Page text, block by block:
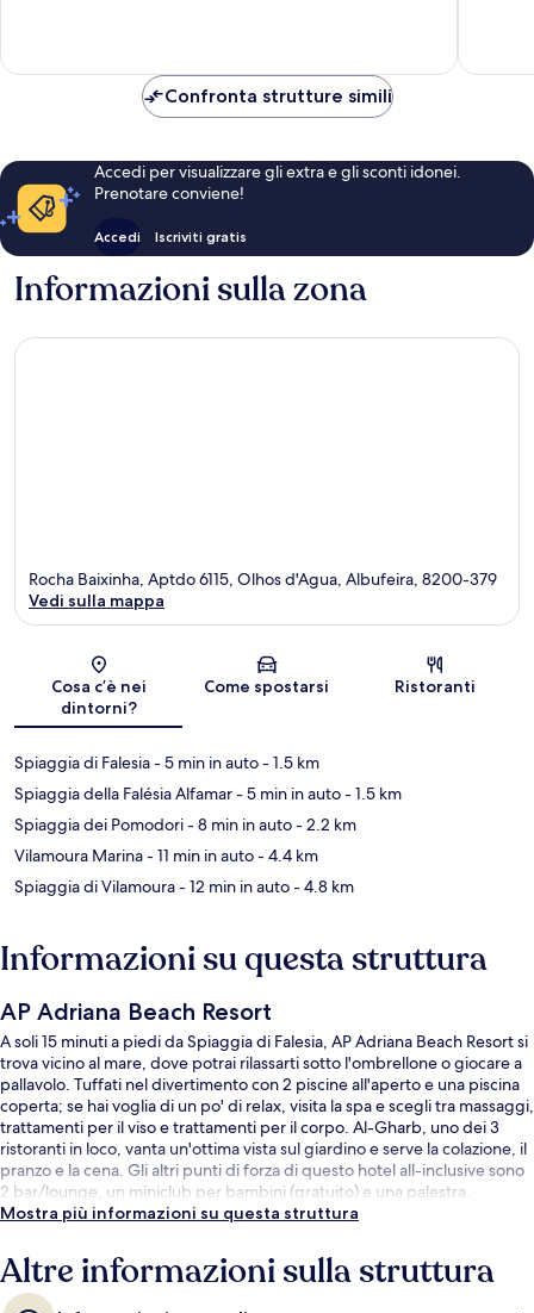
recensioni
Confronta strutture simili
Accedi per visualizzare gli extra e gli sconti idonei.
Prenotare conviene!
Accedi Iscriviti gratis
Informazioni sulla zona
Mappa
Rocha Baixinha, Aptdo 6115, Olhos d'Agua, Albufeira, 8200-379
Vedi sulla mappa
Cosa c’è nei
dintorni?
Come spostarsi Ristoranti
Spiaggia di Falesia- 5 min in auto- 1.5 km
Spiaggia della Falésia Alfamar- 5 min in auto- 1.5 km
Spiaggia dei Pomodori- 8 min in auto- 2.2 km
Vilamoura Marina- 11 min in auto- 4.4 km
Spiaggia di Vilamoura- 12 min in auto- 4.8 km
Informazioni su questa struttura
AP Adriana Beach Resort
A soli 15 minuti a piedi da Spiaggia di Falesia, AP Adriana Beach Resort si
trova vicino al mare, dove potrai rilassarti sotto l'ombrellone o giocare a
pallavolo. Tuffati nel divertimento con 2 piscine all'aperto e una piscina
coperta; se hai voglia di un po' di relax, visita la spa e scegli tra massaggi,
trattamenti per il viso e trattamenti per il corpo. Al-Gharb, uno dei 3
ristoranti in loco, vanta un'ottima vista sul giardino e serve la colazione, il
pranzo e la cena. Gli altri punti di forza di questo hotel all-inclusive sono
2 bar/lounge, un miniclub per bambini (gratuito) e una palestra.
Mostra più informazioni su questa struttura
Altre informazioni sulla struttura